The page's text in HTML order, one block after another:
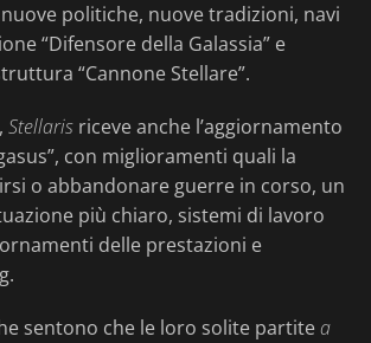
politiche, nuove tradizioni, navi
“Difensore della Galassia” e
“Cannone Stellare”.
Stellaris riceve anche l’aggiornamento
con miglioramenti quali la
o abbandonare guerre in corso, un
più chiaro, sistemi di lavoro
delle prestazioni e
sentono che le loro solite partitea